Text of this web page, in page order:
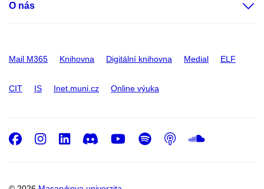
O nás
Mail M365 Knihovna Digitální knihovna Medial ELF
CIT IS Inet.muni.cz Online výuka
Facebook
Instagram
LinkedIn
DiscordYoutube
Spotify
Podcast